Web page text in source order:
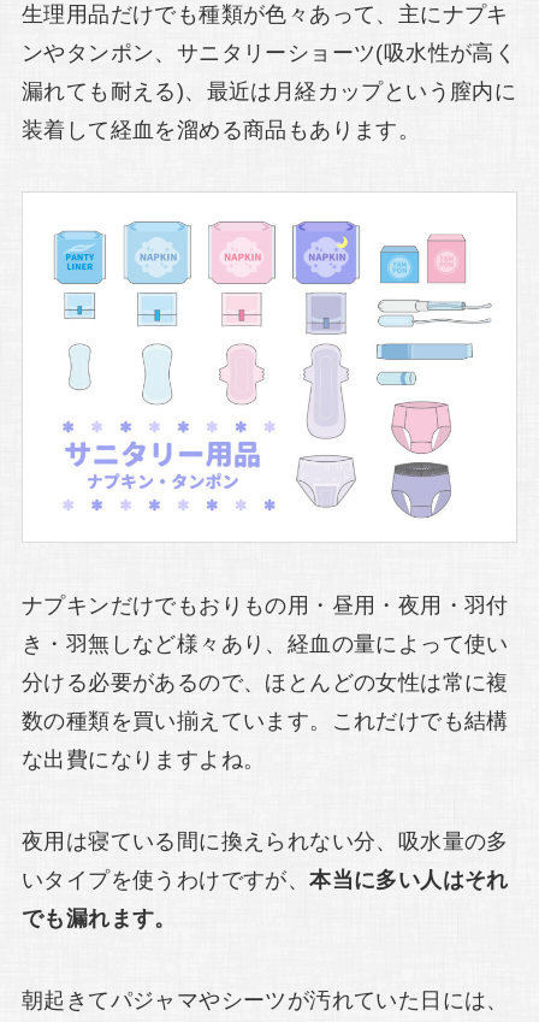
生理用品だけでも種類が色々あって、主にナプキ
ンやタンポン、サニタリーショーツ(吸水性が高く
漏れても耐える)、最近は月経カップという膣内に
装着して経血を溜める商品もあります。
ナプキンだけでもおりもの用・昼用・夜用・羽付
き・羽無しなど様々あり、経血の量によって使い
分ける必要があるので、ほとんどの女性は常に複
数の種類を買い揃えています。これだけでも結構
な出費になりますよね。
夜用は寝ている間に換えられない分、吸水量の多
いタイプを使うわけですが、本当に多い人はそれ
でも漏れます。
朝起きてパジャマやシーツが汚れていた日には、